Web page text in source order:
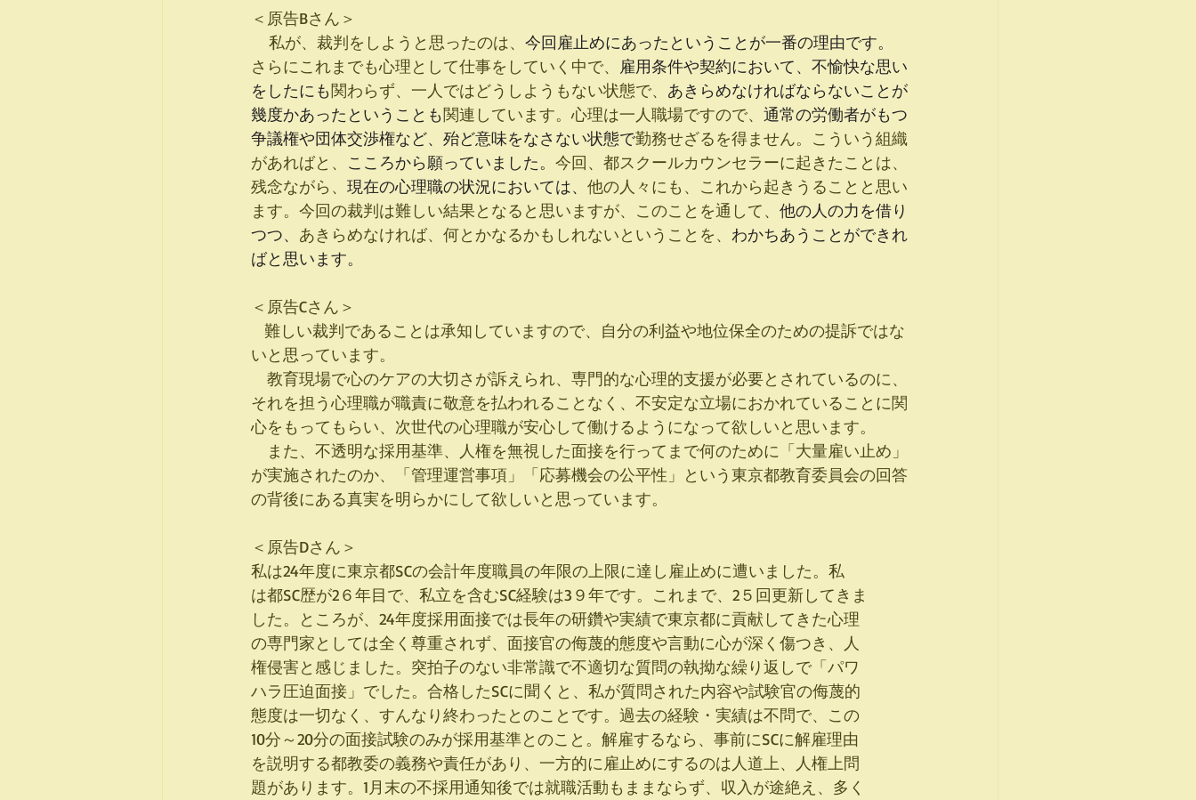
＜ 原告Bさん＞
    私が、裁判をしようと思ったのは、
今回雇止めにあったということが一番の理由です。
さらにこれまでも心理として仕事をしていく中で、
雇用条件や契約において、不愉快な思い
をしたにも関わらず、一人ではどうしようもない状態で、 あきらめなければならないことが
幾度かあったということも関連しています。心理は一人職場ですので、 通常の労働者がもつ
争議権や団体交渉権など、殆ど意味をなさない状態で勤務せざるを得ません。こういう組織
があればと、 こころから願っていました。 今回、都スクールカウンセラーに起きたことは、
残念ながら、 現在の心理職の状況においては、 他の人々にも、これから起きうることと思い
ます。今回の裁判は難しい結果となると思いますが、このことを通して、 他の人の力を借り
つつ、 あきらめなければ、何とかなるかもしれないということを、 わかちあうことができれ
ばと思います。
＜原告Cさん＞
いと思っています。
教育現場で心のケアの大切さが訴えられ、専門的な心理的支援が必要とされているのに、
それを担う心理職が職責に敬意を払われることなく、不安定な立場におかれていることに関
心をもってもらい、次世代の心理職が安心して働けるようになって欲しいと思います。
また、不透明な採用基準、人権を無視した面接を行ってまで何のために「大量雇い止め」
が実施されたのか、「管理運営事項」「応募機会の公平性」という東京都教育委員会の回答
の背後にある真実を明らかにして欲しいと思っています。
＜原告Dさん＞
私は24年度に東京都SCの会計年度職員の年限の上限に達し雇止めに遭いました。私
は都SC歴が2６年目で、私立を含むSC経験は3９年です。これまで、2５回更新してきま
した。ところが、24年度採用面接では長年の研鑽や実績で東京都に貢献してきた心理
の専門家としては全く尊重されず、面接官の侮蔑的態度や言動に心が深く傷つき、人
権侵害と感じました。突拍子のない非常識で不適切な質問の執拗な繰り返しで「パワ
ハラ圧迫面接」でした。合格したSCに聞くと、私が質問された内容や試験官の侮蔑的
態度は一切なく、すんなり終わったとのことです。過去の経験・実績は不問で、この
10分～20分の面接試験のみが採用基準とのこと。解雇するなら、事前にSCに解雇理由
を説明する都教委の義務や責任があり、一方的に雇止めにするのは人道上、人権上問
題があります。1月末の不採用通知後では就職活動もままならず、収入が途絶え、多く